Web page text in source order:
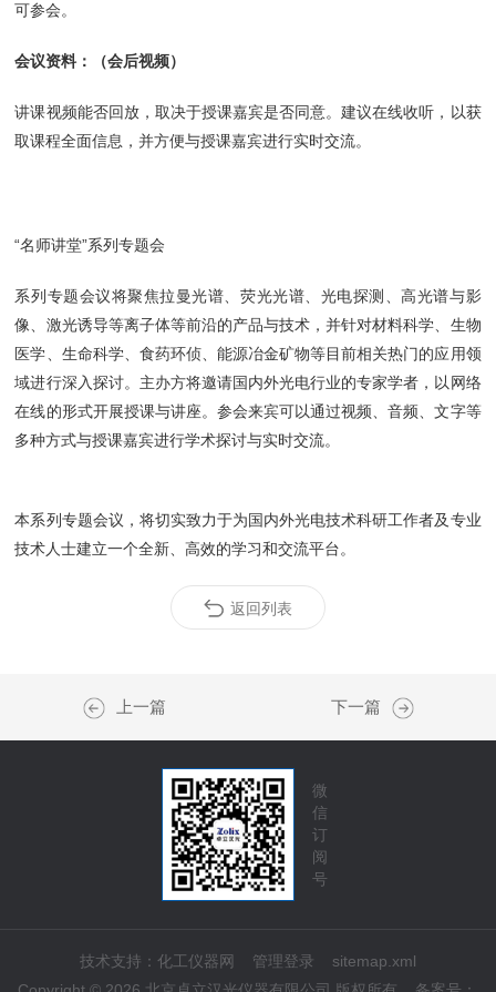
可参会。
会议资料：（会后视频）
讲课视频能否回放，取决于授课嘉宾是否同意。建议在线收听，以获
取课程全面信息，并方便与授课嘉宾进行实时交流。
“名师讲堂”系列专题会
系列专题会议将聚焦拉曼光谱、荧光光谱、光电探测、高光谱与影
像、激光诱导等离子体等前沿的产品与技术，并针对材料科学、生物
医学、生命科学、食药环侦、能源冶金矿物等目前相关热门的应用领
域进行深入探讨。主办方将邀请国内外光电行业的专家学者，以网络
在线的形式开展授课与讲座。参会来宾可以通过视频、音频、文字等
多种方式与授课嘉宾进行学术探讨与实时交流。
本系列专题会议，将切实致力于为国内外光电技术科研工作者及专业
技术人士建立一个全新、高效的学习和交流平台。
返回列表
上一篇 下一篇
微
信
订
阅
号
技术支持： 化工仪器网 管理登录
sitemap.xml